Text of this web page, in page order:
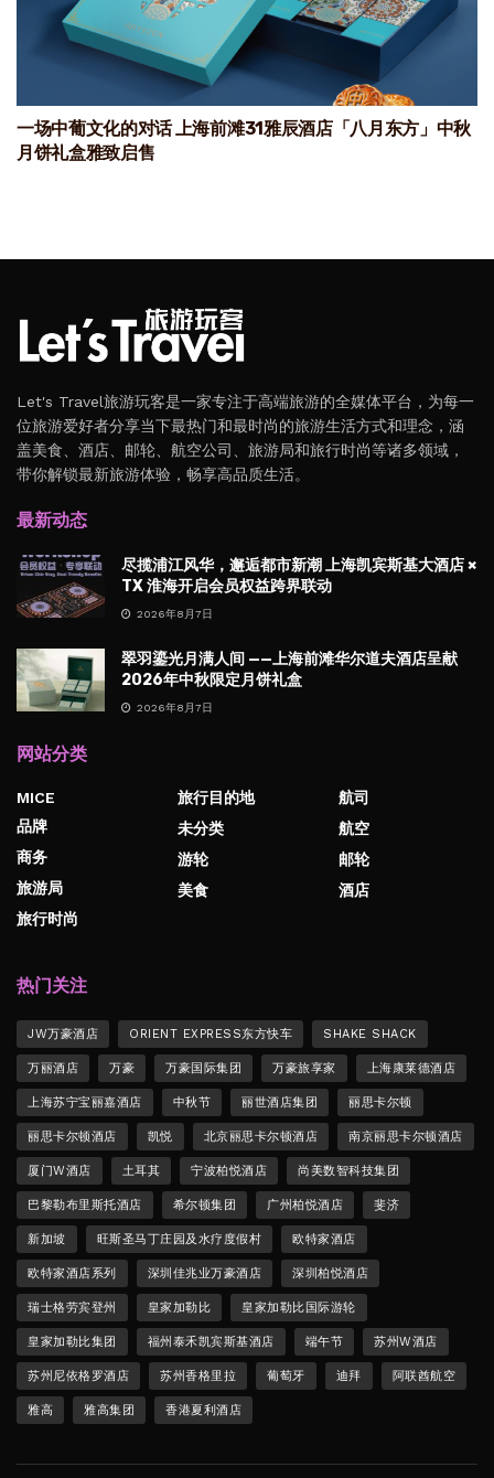
一场中葡文化的对话 上海前滩31雅辰酒店「八月东方」中秋
月饼礼盒雅致启售
Let's Travel旅游玩客是一家专注于高端旅游的全媒体平台，为每一
位旅游爱好者分享当下最热门和最时尚的旅游生活方式和理念，涵
盖美食、酒店、邮轮、航空公司、旅游局和旅行时尚等诸多领域，
带你解锁最新旅游体验，畅享高品质生活。
最新动态
尽揽浦江风华，邂逅都市新潮 上海凯宾斯基大酒店 ×
TX 淮海开启会员权益跨界联动
2026年8月7日
翠羽鎏光月满人间 ——上海前滩华尔道夫酒店呈献
2026年中秋限定月饼礼盒
2026年8月7日
网站分类
MICE
品牌
商务
旅游局
旅行时尚
旅行目的地
未分类
游轮
美食
航司
航空
邮轮
酒店
热门关注
JW万豪酒店 ORIENT EXPRESS东方快车 SHAKE SHACK
万丽酒店 万豪 万豪国际集团 万豪旅享家 上海康莱德酒店
上海苏宁宝丽嘉酒店 中秋节 丽世酒店集团 丽思卡尔顿
丽思卡尔顿酒店 凯悦 北京丽思卡尔顿酒店 南京丽思卡尔顿酒店
厦门W酒店 土耳其 宁波柏悦酒店 尚美数智科技集团
巴黎勒布里斯托酒店 希尔顿集团 广州柏悦酒店 斐济
新加坡 旺斯圣马丁庄园及水疗度假村 欧特家酒店
欧特家酒店系列 深圳佳兆业万豪酒店 深圳柏悦酒店
瑞士格劳宾登州 皇家加勒比 皇家加勒比国际游轮
皇家加勒比集团 福州泰禾凯宾斯基酒店 端午节 苏州W酒店
苏州尼依格罗酒店 苏州香格里拉 葡萄牙 迪拜 阿联酋航空
雅高 雅高集团 香港夏利酒店